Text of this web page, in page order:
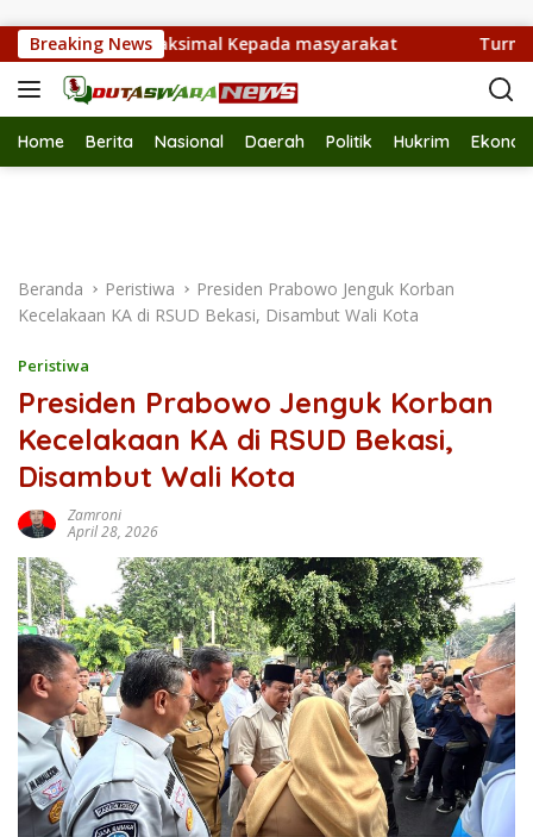
Breaking NewsMaksimal Kepada masyarakat Turnamen
Home Berita Nasional Daerah Politik Hukrim
Beranda Peristiwa
Presiden Prabowo Jenguk Korban
Kecelakaan KA di RSUD Bekasi, Disambut Wali Kota
Peristiwa
Presiden Prabowo Jenguk Korban
Kecelakaan KA di RSUD Bekasi,
Disambut Wali Kota
Zamroni
April 28, 2026